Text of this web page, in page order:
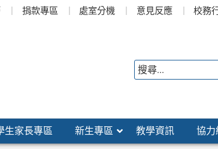
捐款專區 處室分機 意見反應 校務
生家長專區 新生專區 教學資訊 協力